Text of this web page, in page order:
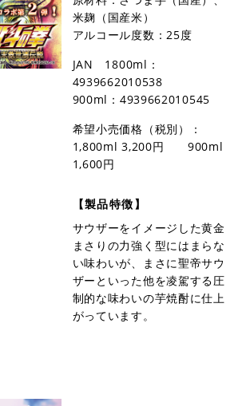
米麹（国産米）
アルコール度数：25度
JAN 1800ml：
4939662010538
900ml：4939662010545
希望小売価格（税別）：
1,800ml 3,200円 900ml
1,600円
【製品特徴】
サウザーをイメージした黄金
まさりの力強く型にはまらな
い味わいが、まさに聖帝サウ
ザーといった他を凌駕する圧
制的な味わいの芋焼酎に仕上
がっています。